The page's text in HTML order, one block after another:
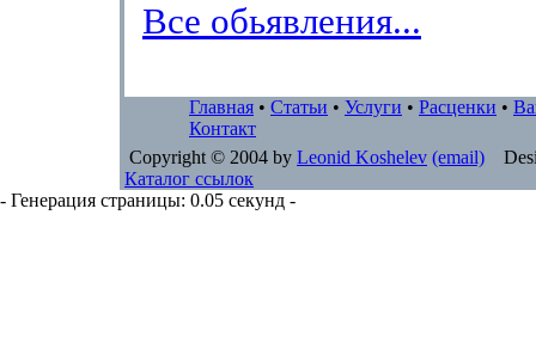
Все обьявления...
Главная • Статьи • Услуги • Расценки •
Контакт
Copyright © 2004 by Leonid Koshelev (email)
Каталог ссылок
- Генерация страницы: 0.05 секунд -